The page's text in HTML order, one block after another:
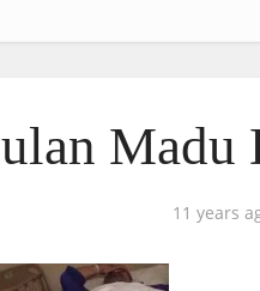
Madu
11 years